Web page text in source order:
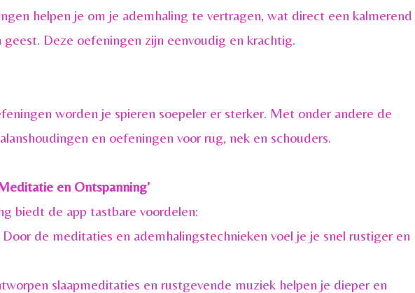
helpen je om je ademhaling te vertragen, wat direct een kalmerend
Deze oefeningen zijn eenvoudig en krachtig.
worden je spieren soepeler er sterker. Met onder andere de
en oefeningen voor rug, nek en schouders.
en Ontspanning’
biedt de app tastbare voordelen:
de meditaties en ademhalingstechnieken voel je je snel rustiger en
slaapmeditaties en rustgevende muziek helpen je dieper en